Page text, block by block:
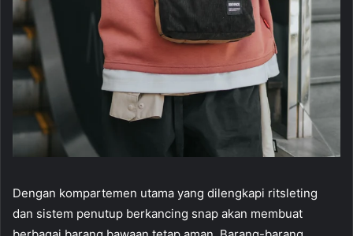
Dengan kompartemen utama yang dilengkapi ritsleting
dan sistem penutup berkancing snap akan membuat